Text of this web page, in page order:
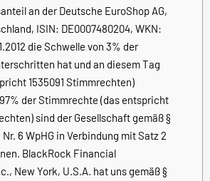
an der Deutsche EuroShop AG,
ISIN: DE0007480204, WKN:
die Schwelle von 3% der
hat und an diesem Tag
1535091 Stimmrechten)
der Stimmrechte (das entspricht
sind der Gesellschaft gemäß §
Nr. 6 WpHG in Verbindung mit Satz 2
BlackRock Financial
New York, U.S.A. hat uns gemäß §